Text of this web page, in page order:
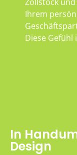
Ihrem
Diese Gefühl
In
Design